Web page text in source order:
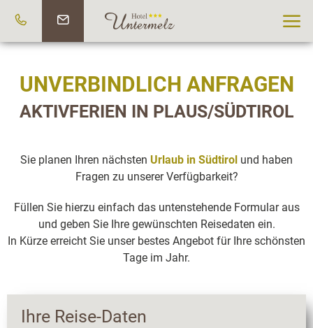
UNVERBINDLICH ANFRAGEN
AKTIVFERIEN IN PLAUS/SÜDTIROL
Sie planen Ihren nächsten Urlaub in Südtirol und haben
Fragen zu unserer Verfügbarkeit?
Füllen Sie hierzu einfach das untenstehende Formular aus
und geben Sie Ihre gewünschten Reisedaten ein.
In Kürze erreicht Sie unser bestes Angebot für Ihre schönsten
Tage im Jahr.
Ihre Reise-Daten